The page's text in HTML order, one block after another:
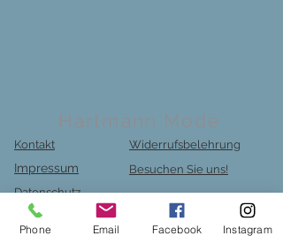
Hartmann Mode
Kontakt
Impressum
Widerrufsbelehrung
Besuchen Sie uns!
Datenschutz
Phone Email Facebook Instagram